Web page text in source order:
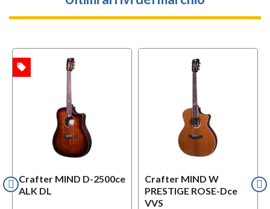
Crafter MIND D-2500ce
ALK DL
local_offer
Crafter MIND W
PRESTIGE ROSE-Dce
VVS